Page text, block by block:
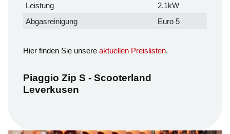
Leistung
2,1kW
Abgasreinigung
Euro 5
Hier finden Sie unsere aktuellen Preislisten.
Piaggio Zip S - Scooterland
Leverkusen